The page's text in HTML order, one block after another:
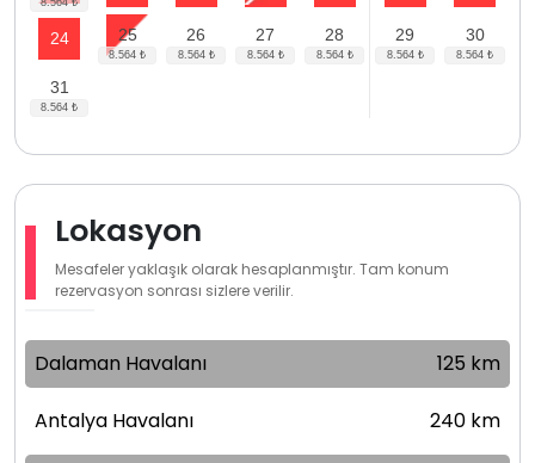
24 25 26 27 28 29 30
31
Lokasyon
Mesafeler yaklaşık olarak hesaplanmıştır. Tam konum
rezervasyon sonrası sizlere verilir.
Dalaman Havalanı 125 km
Antalya Havalanı 240 km